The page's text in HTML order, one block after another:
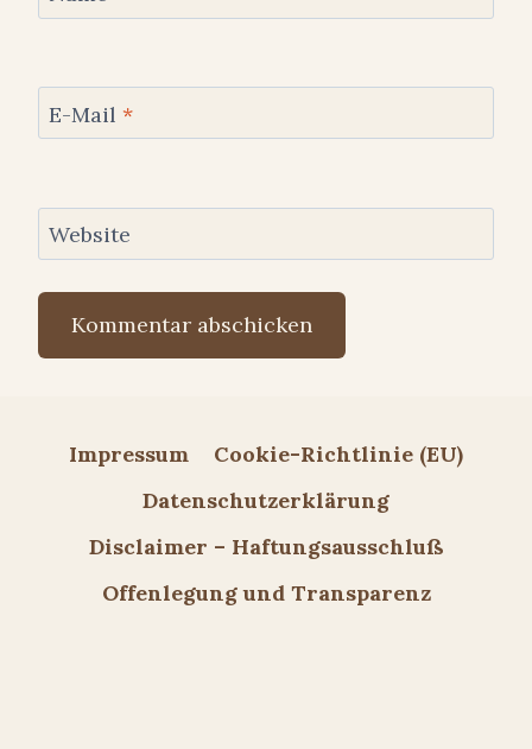
E-Mail *
Website
Impressum
Cookie-Richtlinie (EU)
Datenschutzerklärung
Disclaimer – Haftungsausschluß
Offenlegung und Transparenz